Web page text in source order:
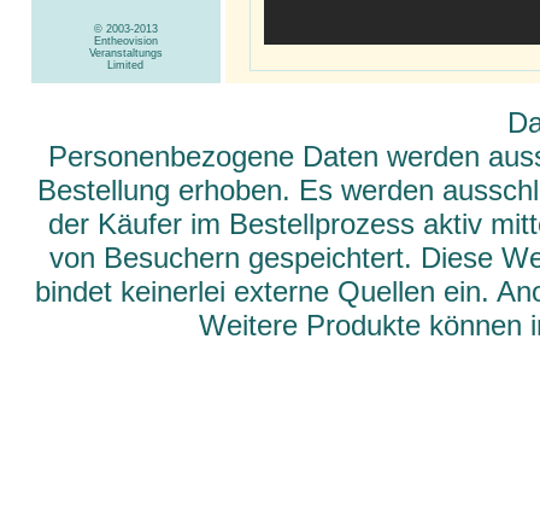
© 2003-2013
Entheovision
Veranstaltungs
Limited
Personenbezogene Daten werden
Bestellung erhoben. Es werden
der Käufer im Bestellprozess aktiv
von Besuchern gespeichtert. Diese
bindet keinerlei externe Quellen ein.
Weitere Produkte können